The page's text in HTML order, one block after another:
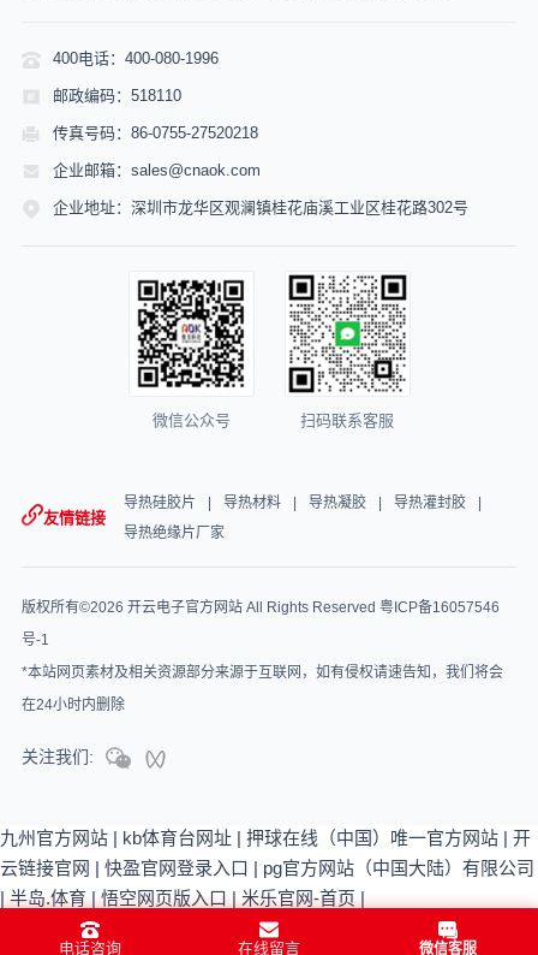
友情链接
导热硅胶片 导热材料 导热凝胶
导热灌封胶
导热绝缘片厂家
版权所有©2026 开云电子官方网站 All Rights Reserved 粤ICP备16057546
号-1
*本站网页素材及相关资源部分来源于互联网，如有侵权请速告知，我们将会
在24小时内删除
关注我们:
400电话：400-080-1996
邮政编码：518110
传真号码：86-0755-27520218
企业邮箱：sales@cnaok.com
企业地址：深圳市龙华区观澜镇桂花庙溪工业区桂花路302号
微信公众号 扫码联系客服
电话咨询 在线留言 微信客服
九州官方网站 kb体育台网址 押球在线（中国）唯一官方网站
开
云链接官网
快盈官网登录入口
pg官方网站（中国大陆）有限公司
|半岛.体育|悟空网页版入口|米乐官网-首页|